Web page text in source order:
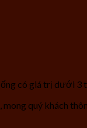
có giá trị dưới 3
quý khách